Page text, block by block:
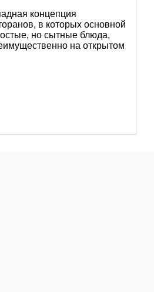
концепция
в которых основной
но сытные блюда,
на открытом